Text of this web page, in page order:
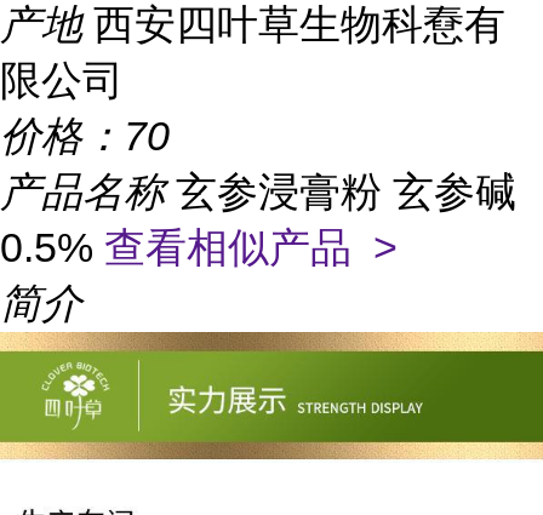
产地 西安四叶草生物科憃有
限公司
价格： 70
产品名称玄参浸膏粉 玄参碱
0.5% 查看相似产品 >
简介